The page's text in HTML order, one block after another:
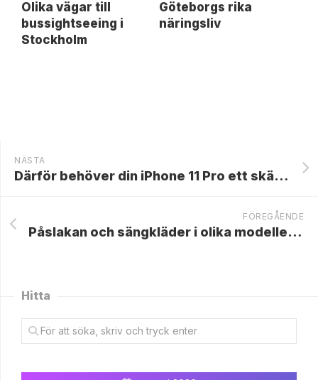
Olika vägar till
bussightseeing i
Stockholm
Göteborgs rika
näringsliv
NÄSTA
Därför behöver din iPhone 11 Pro ett skärmskydd
FÖREGÅENDE
Påslakan och sängkläder i olika modeller till barnrummet
Hitta